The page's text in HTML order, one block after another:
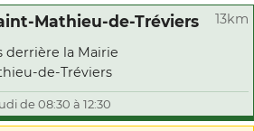
Mathieu-de-Tréviers 13km
derrière la Mairie
de-Tréviers
de 08:30 à 12:30